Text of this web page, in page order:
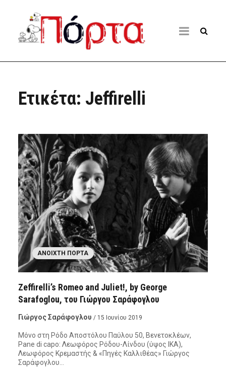
Ετικέτα: Jeffirelli
ΑΝΟΙΧΤΉ ΠΌΡΤΑ
Zeffirelli’s Romeo and Juliet!, by George
Sarafoglou, του Γιώργου Σαράφογλου
Γιώργος Σαράφογλου / 15 Ιουνίου 2019
Μόνο στη Ρόδο Αποστόλου Παύλου 50, Βενετοκλέων,
Pane di capo: Λεωφόρος Ρόδου-Λίνδου (ύψος ΙΚΑ),
Λεωφόρος Κρεμαστής & «Πηγές Καλλιθέας» Γιώργος
Σαράφογλου…